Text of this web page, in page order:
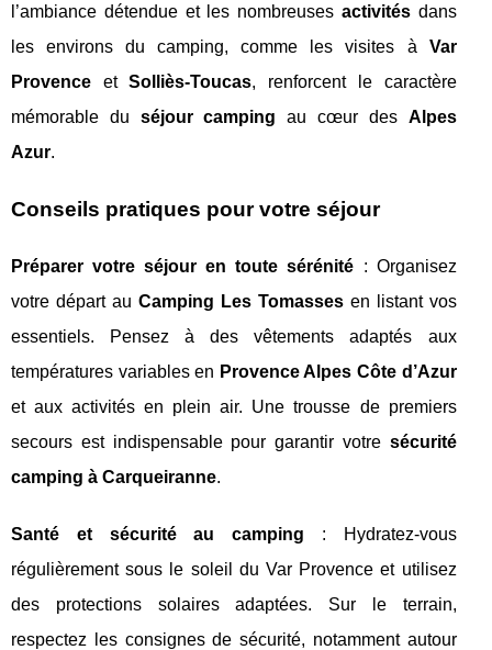
l’ambiance détendue et les nombreuses activitésdans
les environs du camping, comme les visites à Var
Provence etSolliès-Toucas, renforcent le caractère
mémorable du séjour camping au cœur des Alpes
Azur.
Conseils pratiques pour votre séjour
Préparer votre séjour en toute sérénité : Organisez
votre départ au Camping Les Tomassesen listant vos
essentiels. Pensez à des vêtements adaptés aux
températures variables en Provence Alpes Côte d’Azur
et aux activités en plein air. Une trousse de premiers
secours est indispensable pour garantir votre sécurité
camping à Carqueiranne.
Santé et sécurité au camping : Hydratez-vous
régulièrement sous le soleil du Var Provence et utilisez
des protections solaires adaptées. Sur le terrain,
respectez les consignes de sécurité, notamment autour